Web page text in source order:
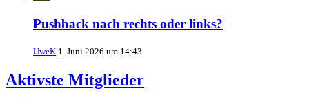
Pushback nach rechts oder links?
UweK 1. Juni 2026 um 14:43
Aktivste Mitglieder